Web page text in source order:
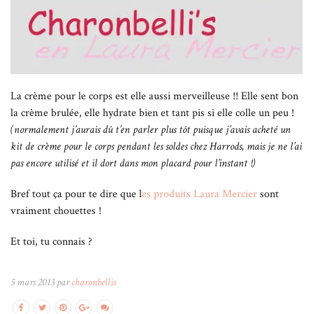
La crème pour le corps est elle aussi merveilleuse !! Elle sent bon
la crème brulée, elle hydrate bien et tant pis si elle colle un peu !
(normalement j’aurais dû t’en parler plus tôt puisque j’avais acheté un
kit de crème pour le corps pendant les soldes chez Harrods, mais je ne l’ai
pas encore utilisé et il dort dans mon placard pour l’instant !)
Bref tout ça pour te dire que les produits Laura Merciersont
vraiment chouettes !
Et toi, tu connais ?
5 mars 2013 parcharonbellis